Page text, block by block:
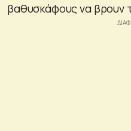
βαθυσκάφους να βρουν